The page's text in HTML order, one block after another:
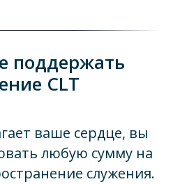
поддержать
CLT
ваше сердце, вы
любую сумму на
служения.